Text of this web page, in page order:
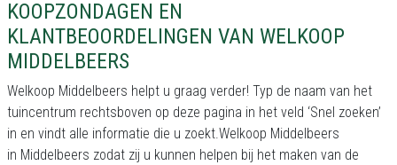
KOOPZONDAGEN EN
KLANTBEOORDELINGEN VAN WELKOOP
MIDDELBEERS
Welkoop Middelbeers helpt u graag verder! Typ de naam van het
tuincentrum rechtsboven op deze pagina in het veld ‘Snel zoeken’
in en vindt alle informatie die u zoekt.Welkoop Middelbeers
in Middelbeers zodat zij u kunnen helpen bij het maken van de